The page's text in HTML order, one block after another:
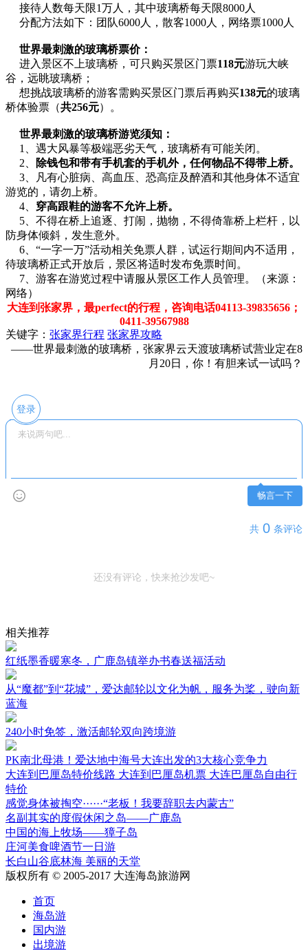
接待人数每天限1万人，其中玻璃桥每天限8000人
分配方法如下：团队6000人，散客1000人，网络票1000人
世界最刺激的玻璃桥票价：
进入景区不上玻璃桥，可只购买景区门票118元游玩大峡
谷，远眺玻璃桥；
想挑战玻璃桥的游客需购买景区门票后再购买138元的玻璃
桥体验票（共256元）。
世界最刺激的玻璃桥游览须知：
1、遇大风暴等极端恶劣天气，玻璃桥有可能关闭。
2、
除钱包和带有手机套的手机外，任何物品不得带上桥。
3、凡有心脏病、高血压、恐高症及醉酒和其他身体不适宜
游览的，请勿上桥。
4、 穿高跟鞋的游客不允许上桥。
5、不得在桥上追逐、打闹，抛物，不得倚靠桥上栏杆，以
防身体倾斜，发生意外。
6、“一字一万”活动相关免票人群，试运行期间内不适用，
待玻璃桥正式开放后，景区将适时发布免票时间。
7、游客在游览过程中请服从景区工作人员管理。（来源：
网络）
大连到张家界，最perfect的行程，咨询电话04113-39835656 ；
0411-39567988
关键字： 张家界行程 张家界攻略
­——世界最刺激的玻璃桥，张家界云天渡玻璃桥试营业定在8
月20日，你！有胆来试一试吗？
登录
畅言一下
共 0 条评论
还没有评论，快来抢沙发吧~
相关推荐
红纸墨香暖寒冬，广鹿岛镇举办书春送福活动
从“魔都”到“花城”，爱达邮轮以文化为帆，服务为桨，驶向新
蓝海
240小时免签，激活邮轮双向跨境游
PK南北母港！爱达地中海号大连出发的3大核心竞争力
大连到巴厘岛特价线路 大连到巴厘岛机票 大连巴厘岛自由行
特价
感觉身体被掏空······“老板！我要辞职去内蒙古”
名副其实的度假休闲之岛——广鹿岛
中国的海上牧场——獐子岛
庄河美食啤酒节一日游
长白山谷底林海 美丽的天堂
版权所有 © 2005-2017 大连海岛旅游网
首页
海岛游
国内游
出境游